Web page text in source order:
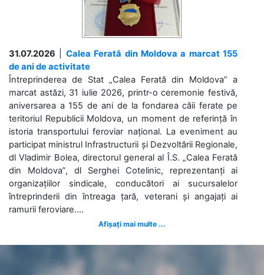
31.07.2026
Calea Ferată din Moldova a marcat 155
de ani de activitate
Întreprinderea de Stat „Calea Ferată din Moldova” a
marcat astăzi, 31 iulie 2026, printr-o ceremonie festivă,
aniversarea a 155 de ani de la fondarea căii ferate pe
teritoriul Republicii Moldova, un moment de referință în
istoria transportului feroviar național. La eveniment au
participat ministrul Infrastructurii și Dezvoltării Regionale,
dl Vladimir Bolea, directorul general al Î.S. „Calea Ferată
din Moldova”, dl Serghei Cotelinic, reprezentanți ai
organizațiilor sindicale, conducători ai sucursalelor
întreprinderii din întreaga țară, veterani și angajați ai
ramurii feroviare....
Afișați mai multe ...